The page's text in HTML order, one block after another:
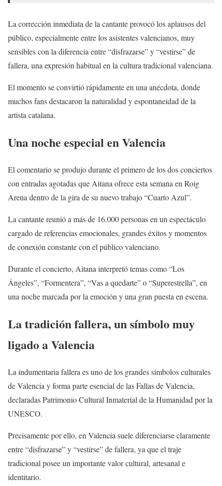
La corrección inmediata de la cantante provocó los aplausos del
público, especialmente entre los asistentes valencianos, muy
sensibles con la diferencia entre “disfrazarse” y “vestirse” de
fallera, una expresión habitual en la cultura tradicional valenciana.
El momento se convirtió rápidamente en una anécdota, donde
muchos fans destacaron la naturalidad y espontaneidad de la
artista catalana.
Una noche especial en Valencia
El comentario se produjo durante el primero de los dos conciertos
con entradas agotadas que Aitana ofrece esta semana en Roig
Arena dentro de la gira de su nuevo trabajo “Cuarto Azul”.
La cantante reunió a más de 16.000 personas en un espectáculo
cargado de referencias emocionales, grandes éxitos y momentos
de conexión constante con el público valenciano.
Durante el concierto, Aitana interpretó temas como “Los
Ángeles”, “Formentera”, “Vas a quedarte” o “Superestrella”, en
una noche marcada por la emoción y una gran puesta en escena.
La tradición fallera, un símbolo muy
ligado a Valencia
La indumentaria fallera es uno de los grandes símbolos culturales
de Valencia y forma parte esencial de las Fallas de Valencia,
declaradas Patrimonio Cultural Inmaterial de la Humanidad por la
UNESCO.
Precisamente por ello, en Valencia suele diferenciarse claramente
entre “disfrazarse” y “vestirse” de fallera, ya que el traje
tradicional posee un importante valor cultural, artesanal e
identitario.